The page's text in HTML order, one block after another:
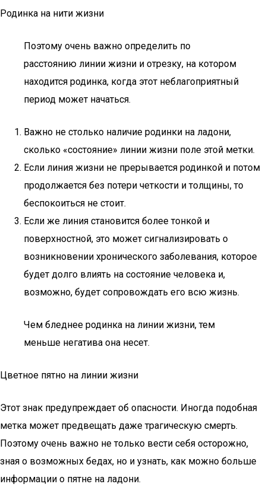
Родинка на нити жизни
Поэтому очень важно определить по
расстоянию линии жизни и отрезку, на котором
находится родинка, когда этот неблагоприятный
период может начаться.
Важно не столько наличие родинки на ладони,
сколько «состояние» линии жизни поле этой метки.
Если линия жизни не прерывается родинкой и потом
продолжается без потери четкости и толщины, то
беспокоиться не стоит.
Если же линия становится более тонкой и
поверхностной, это может сигнализировать о
возникновении хронического заболевания, которое
будет долго влиять на состояние человека и,
возможно, будет сопровождать его всю жизнь.
Чем бледнее родинка на линии жизни, тем
меньше негатива она несет.
Цветное пятно на линии жизни
Этот знак предупреждает об опасности. Иногда подобная
метка может предвещать даже трагическую смерть.
Поэтому очень важно не только вести себя осторожно,
зная о возможных бедах, но и узнать, как можно больше
информации о пятне на ладони.